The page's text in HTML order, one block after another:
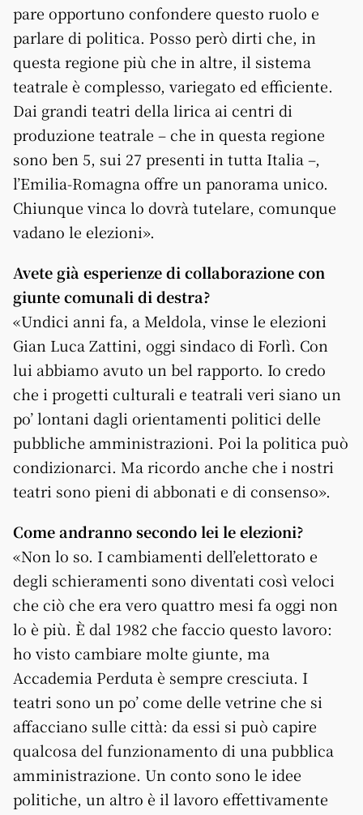
pare opportuno confondere questo ruolo e
parlare di politica. Posso però dirti che, in
questa regione più che in altre, il sistema
teatrale è complesso, variegato ed efficiente.
Dai grandi teatri della lirica ai centri di
produzione teatrale – che in questa regione
sono ben 5, sui 27 presenti in tutta Italia –,
l’Emilia-Romagna offre un panorama unico.
Chiunque vinca lo dovrà tutelare, comunque
vadano le elezioni».
Avete già esperienze di collaborazione con
giunte comunali di destra?
«Undici anni fa, a Meldola, vinse le elezioni
Gian Luca Zattini, oggi sindaco di Forlì. Con
lui abbiamo avuto un bel rapporto. Io credo
che i progetti culturali e teatrali veri siano un
po’ lontani dagli orientamenti politici delle
pubbliche amministrazioni. Poi la politica può
condizionarci. Ma ricordo anche che i nostri
teatri sono pieni di abbonati e di consenso».
Come andranno secondo lei le elezioni?
«Non lo so. I cambiamenti dell’elettorato e
degli schieramenti sono diventati così veloci
che ciò che era vero quattro mesi fa oggi non
lo è più. È dal 1982 che faccio questo lavoro:
ho visto cambiare molte giunte, ma
Accademia Perduta è sempre cresciuta. I
teatri sono un po’ come delle vetrine che si
affacciano sulle città: da essi si può capire
qualcosa del funzionamento di una pubblica
amministrazione. Un conto sono le idee
politiche, un altro è il lavoro effettivamente